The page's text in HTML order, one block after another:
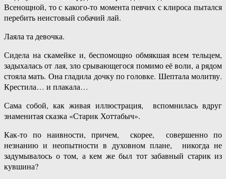
Всенощной, то с какого-то момента певчих с клироса пытался
перебить неистовый собачий лай.
Лаяла та девочка.
Сидела на скамейке и, беспомощно обмякшая всем тельцем,
задыхалась от лая, зло срывающегося помимо её воли, а рядом
стояла мать. Она гладила дочку по головке. Шептала молитву.
Крестила… и плакала…
Сама собой, как живая иллюстрация, вспомнилась вдруг
знаменитая сказка «Старик Хоттабыч».
Как-то по наивности, причем, скорее, совершенно по
незнанию и неопытности в духовном плане, никогда не
задумывалось о том, а кем же был тот забавный старик из
кувшина?